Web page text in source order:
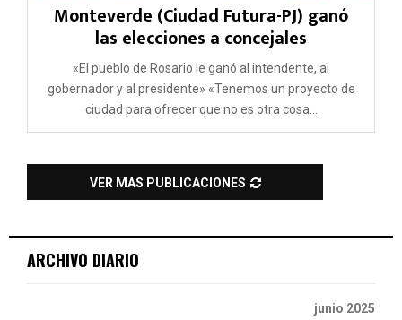
Monteverde (Ciudad Futura-PJ) ganó
las elecciones a concejales
«El pueblo de Rosario le ganó al intendente, al
gobernador y al presidente» «Tenemos un proyecto de
ciudad para ofrecer que no es otra cosa...
VER MAS PUBLICACIONES
ARCHIVO DIARIO
junio 2025